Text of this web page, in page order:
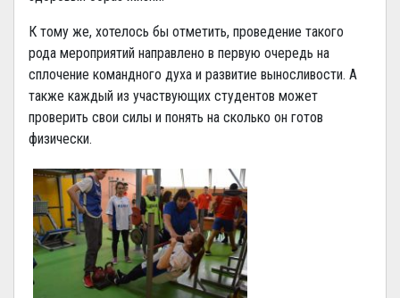
К тому же, хотелось бы отметить, проведение такого
рода мероприятий направлено в первую очередь на
сплочение командного духа и развитие выносливости. А
также каждый из участвующих студентов может
проверить свои силы и понять на сколько он готов
физически.